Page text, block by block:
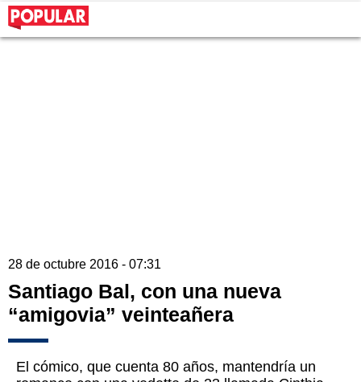
28 de octubre 2016 - 07:31
Santiago Bal, con una nueva
“amigovia” veinteañera
El cómico, que cuenta 80 años, mantendría un